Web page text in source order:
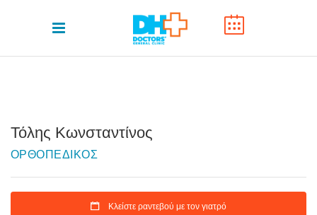
Τόλης Κωνσταντίνος
ΟΡΘΟΠΕΔΙΚΟΣ
Κλείστε ραντεβού με τον γιατρό